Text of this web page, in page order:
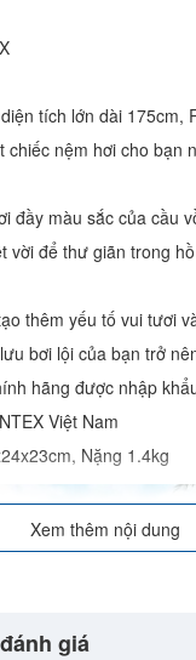
tích lớn dài 175cm,
chiếc nệm hơi cho bạn
đầy màu sắc của cầu
vời để thư giãn trong
thêm yếu tố vui tươi
bơi lội của bạn trở
hãng được nhập
Việt Nam
Nặng 1.4kg
Xem thêm nội dung
giá